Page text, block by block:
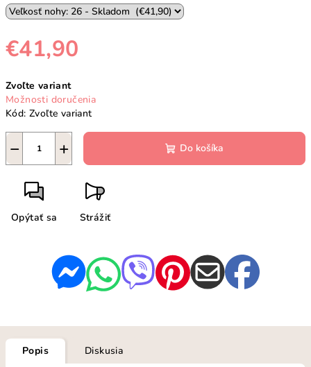
€41,90
cena:
Zvoľte variant
Možnosti doručenia
Kód: Zvoľte variant
+
− Do košíka
Opýtať sa Strážiť
Popis Diskusia